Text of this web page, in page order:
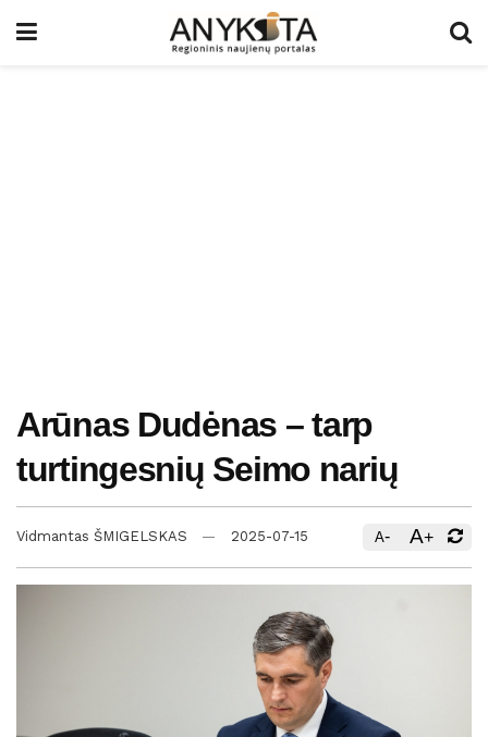
Arūnas Dudėnas – tarp
turtingesnių Seimo narių
Vidmantas ŠMIGELSKAS 2025-07-15 A- A+